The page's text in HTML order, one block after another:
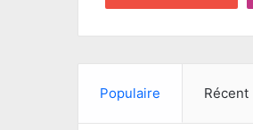
Populaire Récent